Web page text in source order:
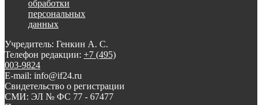
обработки
персональных
данных
Учредитель: Генкин А. С.
Телефон редакции: +7 (495)
003-9824
E-mail: info@if24.ru
Свидетельство о регистрации
СМИ: ЭЛ № ФС 77 - 67477